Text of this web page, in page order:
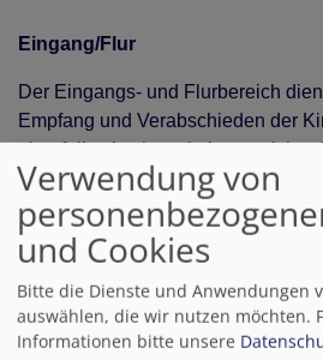
Eingang/Flur
Der Eingangs- und Flurbereich
Empfang und Verabschieden der
ebenfalls als abwechslungsreicher
(Fahrzeuge, Softbausteine,
Kartons) nutzbar. Durch die
„Ausstellung der aktuell
Darstellung eines
neben der Gruppentüre, wird dieser
Eltern zur Verfügung gestellt.
Verwendung von
und Cookies
Bitte die Dienste und Anwendungen
auswählen, die wir nutzen möchten.
Informationen bitte unsere